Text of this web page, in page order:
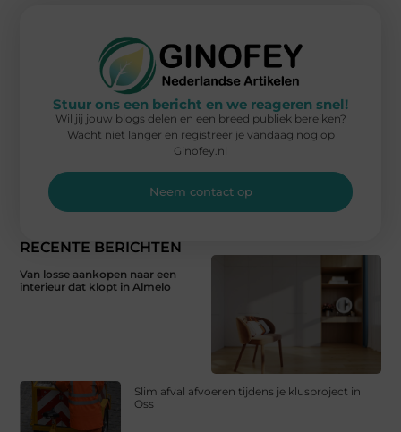
RECENTE BERICHTEN
Van losse aankopen naar een
interieur dat klopt in Almelo
Slim afval afvoeren tijdens je klusproject in
Oss
Stuur ons een bericht en we reageren snel!
Wil jij jouw blogs delen en een breed publiek bereiken?
Wacht niet langer en registreer je vandaag nog op
Ginofey.nl
Neem contact op